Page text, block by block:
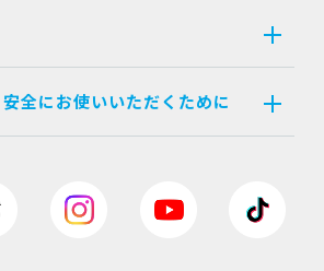
全にお使いいただくために